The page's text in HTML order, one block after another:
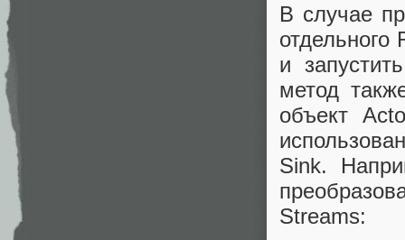
В случае
отдельного
и
метод
объект
Sink.
Streams: